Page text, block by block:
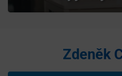
Zdeněk